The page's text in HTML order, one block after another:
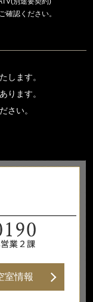
認ください。
します。
ります。
さい。
室情報